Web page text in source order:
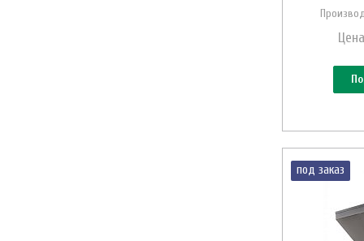
под заказ